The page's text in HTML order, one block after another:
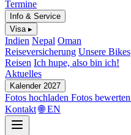
Termine
Info & Service
Visa ▸
Indien Nepal Oman
Reiseversicherung Unsere Bikes
Reisen Ich hupe, also bin ich!
Aktuelles
Kalender 2027
Fotos hochladen Fotos bewerten
Kontakt 🌐 EN